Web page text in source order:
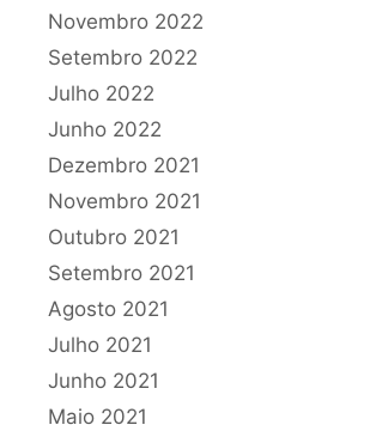
Novembro 2022
Setembro 2022
Julho 2022
Junho 2022
Dezembro 2021
Novembro 2021
Outubro 2021
Setembro 2021
Agosto 2021
Julho 2021
Junho 2021
Maio 2021